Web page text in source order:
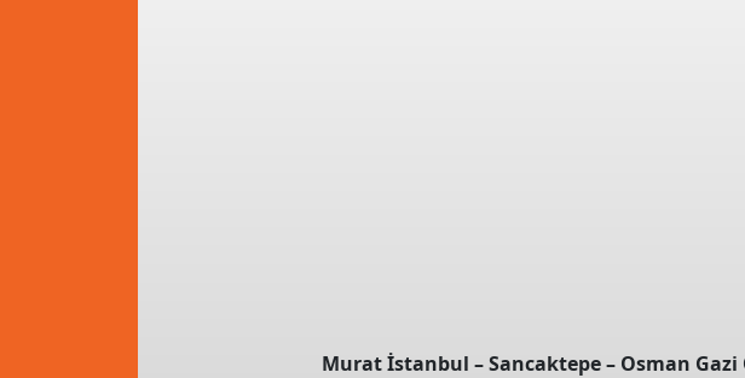
Murat İstanbul – Sancaktepe – Osman Gazi